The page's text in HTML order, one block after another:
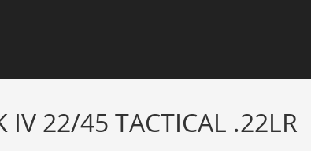
IV 22/45 TACTICAL .22LR